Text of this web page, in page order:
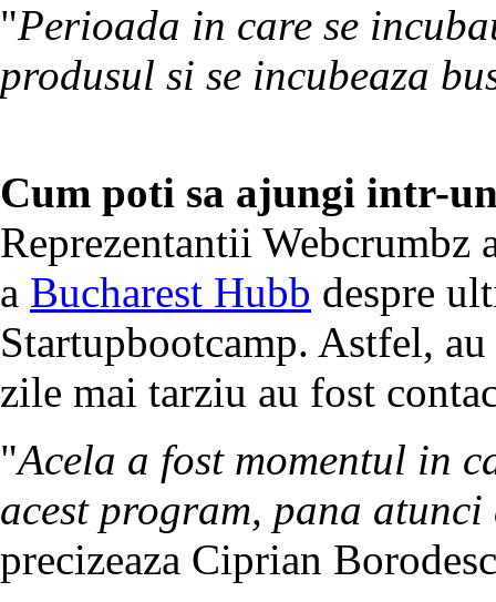
"Perioada in care se
produsul si se incubeaza
Cum poti sa ajungi intr-
Reprezentantii Webcrumbz
a Bucharest Hubb despre
Startupbootcamp. Astfel,
zile mai tarziu au fost
"Acela a fost momentul in
acest program, pana
precizeaza Ciprian